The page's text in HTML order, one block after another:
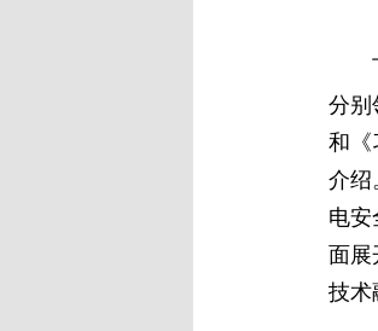
下
分别
和《
介绍
电安
面展
技术